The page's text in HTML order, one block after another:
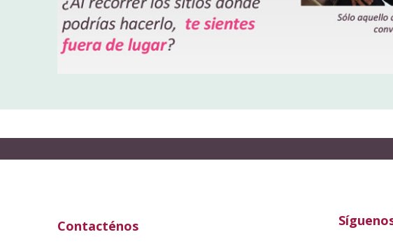
Contacténos